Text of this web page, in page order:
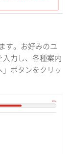
す。お好みのユ
力し、各種案内
ボタンをクリッ